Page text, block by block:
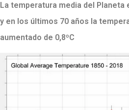
La temperatura media del Planeta
y en los últimos 70 años la
aumentado de 0,8ºC